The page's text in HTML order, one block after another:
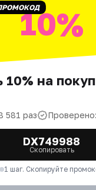
10%
на
581 раз
DX749988
Скопировать
1 шаг. Скопируйте